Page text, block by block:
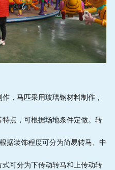
，马匹采用玻璃钢材料制作，
点，可根据场地条件定做。转
据装饰程度可分为简易转马、中
可分为下传动转马和上传动转